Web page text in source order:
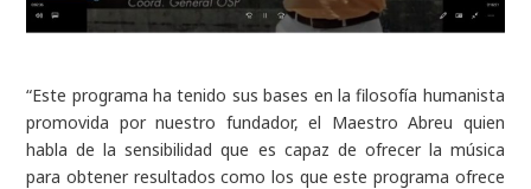
“Este programa ha tenido sus bases en la filosofía humanista
promovida por nuestro fundador, el Maestro Abreu quien
habla de la sensibilidad que es capaz de ofrecer la música
para obtener resultados como los que este programa ofrece